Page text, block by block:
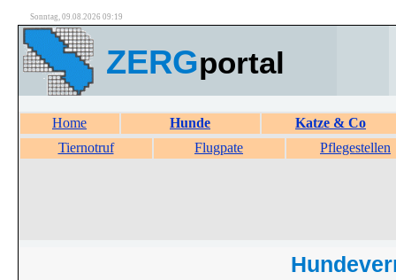
Sonntag, 09.08.2026 09:19
ZERGportal
Home Hunde
Katze & Co
Tiernotruf
Flugpate Pflegestellen